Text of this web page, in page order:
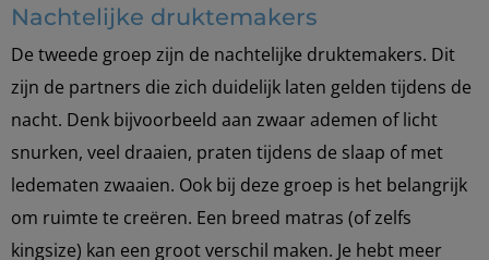
Nachtelijke druktemakers
De tweede groep zijn de nachtelijke druktemakers. Dit
zijn de partners die zich duidelijk laten gelden tijdens de
nacht. Denk bijvoorbeeld aan zwaar ademen of licht
snurken, veel draaien, praten tijdens de slaap of met
ledematen zwaaien. Ook bij deze groep is het belangrijk
om ruimte te creëren. Een breed matras (of zelfs
kingsize) kan een groot verschil maken. Je hebt meer